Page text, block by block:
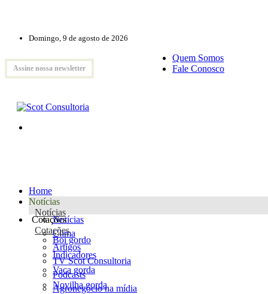
Domingo, 9 de agosto de 2026
Assine nossa newsletter
Quem Somos
Fale Conosco
Home
Notícias
Notícias
Notícias
Clima
Artigos
TV Scot Consultoria
Podcasts
Agronegócio na mídia
Cotações
Cotações
Boi gordo
Indicadores
Vaca gorda
Novilha gorda